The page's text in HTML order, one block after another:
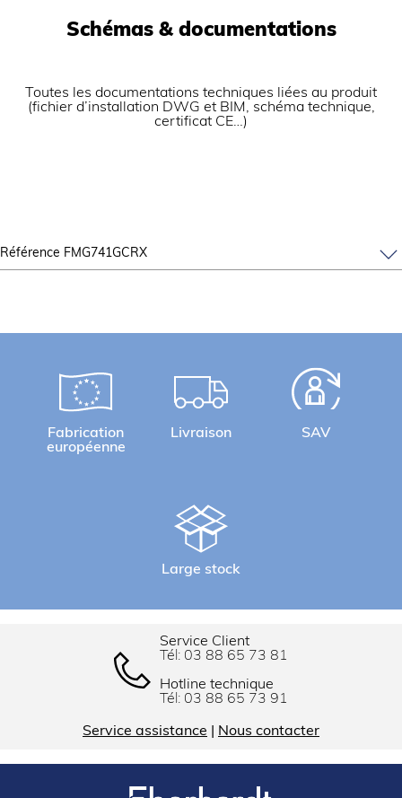
Schémas & documentations
Toutes les documentations techniques liées au produit
(fichier d’installation DWG et BIM, schéma technique,
certificat CE…)
Référence FMG741GCRX
Fabrication
européenne
Livraison SAV
Large stock
Service Client
Tél: 03 88 65 73 81
Hotline technique
Tél: 03 88 65 73 91
Service assistance Nous contacter